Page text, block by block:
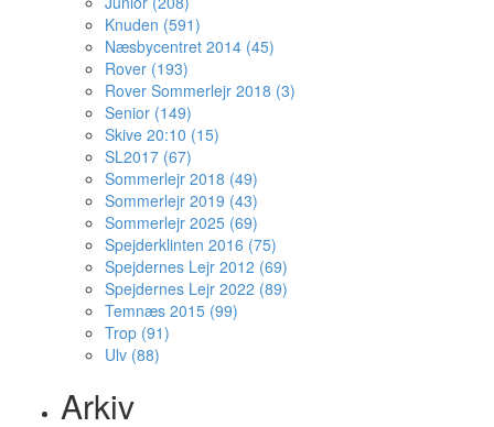
Knuden (591)
Næsbycentret 2014 (45)
Rover (193)
Rover Sommerlejr 2018 (3)
Senior (149)
Skive 20:10 (15)
SL2017 (67)
Sommerlejr 2018 (49)
Sommerlejr 2019 (43)
Sommerlejr 2025 (69)
Spejderklinten 2016 (75)
Spejdernes Lejr 2012 (69)
Spejdernes Lejr 2022 (89)
Temnæs 2015 (99)
Trop (91)
Ulv (88)
Arkiv